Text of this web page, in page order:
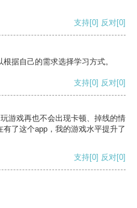
支持[0] 反对[0]
据自己的需求选择学习方式。
支持[0] 反对[0]
游戏再也不会出现卡顿、掉线的情
了这个app，我的游戏水平提升了
支持[0] 反对[0]